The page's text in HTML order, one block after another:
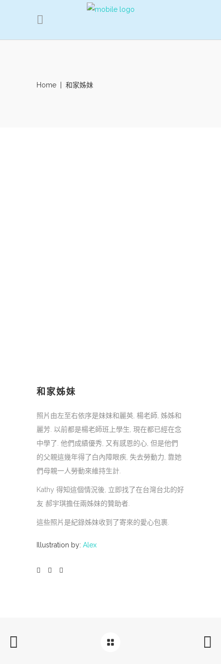
Home 和家姊妹
和家姊妹
照片由左至右依序是妹妹和麗英, 楊老師, 姊姊和
麗芳. 以前都是楊老師班上學生, 現在都已經在念
中學了. 他們成績優秀, 又有感恩的心, 但是他們
的父親這幾年得了白內障眼疾, 失去勞動力, 靠她
們母親一人勞動來維持生計.
Kathy 得知這個情況後, 立即找了在台灣台北的好
友 郝宇琪擔任兩姊妹的贊助者.
這些照片是紀錄姊妹收到了寄來的愛心包裹.
Illustration by: Alex